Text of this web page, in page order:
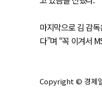
마지막으로 김 감
다”며 “꼭 이겨서
Copyright © 경제일